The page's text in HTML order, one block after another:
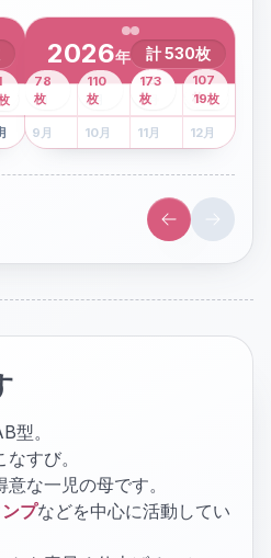
2026年 計530枚
1月 2月 3月
43
枚
4月
107
枚
5 月
78
枚
6月
110
枚
7月
173
枚
8月
19枚
9 月 10月 11月 12月
型。
すび。
な一児の母です。
プなどを中心に活動してい